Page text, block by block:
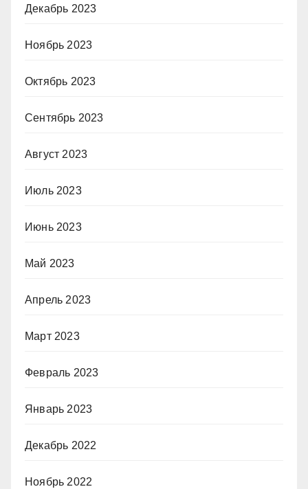
Декабрь 2023
Ноябрь 2023
Октябрь 2023
Сентябрь 2023
Август 2023
Июль 2023
Июнь 2023
Май 2023
Апрель 2023
Март 2023
Февраль 2023
Январь 2023
Декабрь 2022
Ноябрь 2022